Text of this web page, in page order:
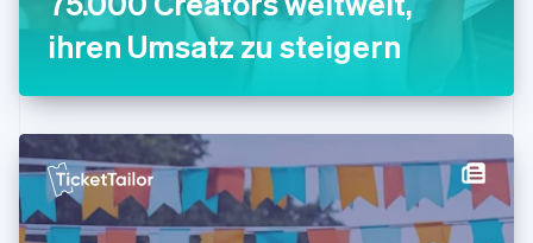
ihren Umsatz zu steigern
Irland
English
Japan
日本語English
Kanada
EnglishFrançais
Kroatien
EnglishItaliano